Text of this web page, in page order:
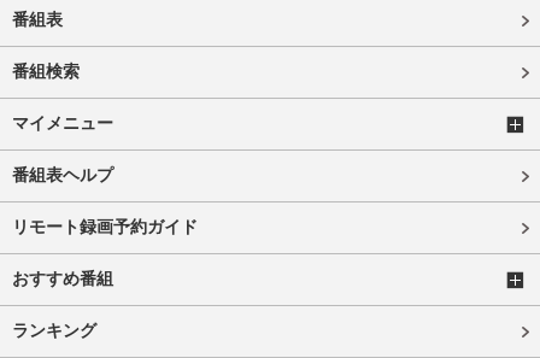
番組表
番組検索
マイメニュー
番組表ヘルプ
リモート録画予約ガイド
おすすめ番組
ランキング